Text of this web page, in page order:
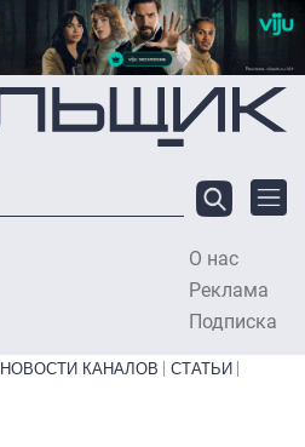
О нас
Реклама
Подписка
НОВОСТИ КАНАЛОВ
СТАТЬИ